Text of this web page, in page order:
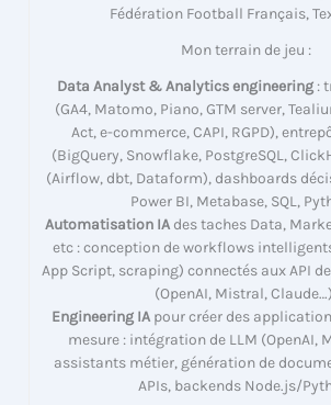
Fédération Football Français,
Mon terrain de jeu :
Data Analyst & Analytics engineering :
(GA4, Matomo, Piano, GTM server,
Act, e-commerce, CAPI, RGPD),
(BigQuery, Snowflake, PostgreSQL,
(Airflow, dbt, Dataform), dashboards
Power BI, Metabase, SQL,
Automatisation IAdes taches Data,
etc : conception de workflows
App Script, scraping) connectés aux API
(OpenAI, Mistral,
Engineering IApour créer des
mesure : intégration de LLM (OpenAI,
assistants métier, génération de
APIs, backends Node.js/